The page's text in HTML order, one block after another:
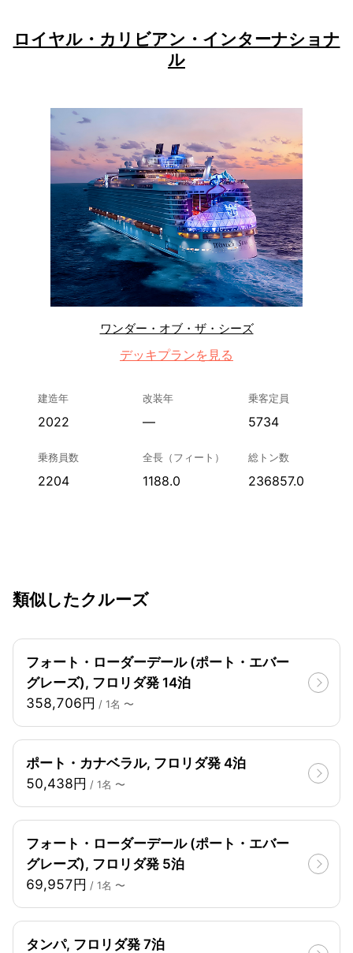
ロイヤル・カリビアン・インターナショナ
ル
ワンダー・オブ・ザ・シーズ
デッキプランを見る
建造年
2022
改装年
—
乗客定員
5734
乗務員数
2204
全長（フィート）
1188.0
総トン数
236857.0
類似したクルーズ
フォート・ローダーデール (ポート・エバー
グレーズ), フロリダ発 14泊
358,706円 / 1名 〜
ポート・カナベラル, フロリダ発 4泊
50,438円 / 1名 〜
フォート・ローダーデール (ポート・エバー
グレーズ), フロリダ発 5泊
69,957円 / 1名 〜
タンパ, フロリダ発 7泊